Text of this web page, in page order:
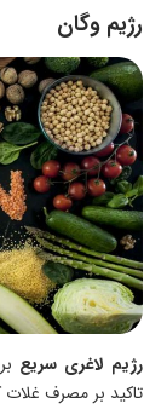
رژیم وگان
رژیم لاغری سریع
تاکید بر مصرف غلات